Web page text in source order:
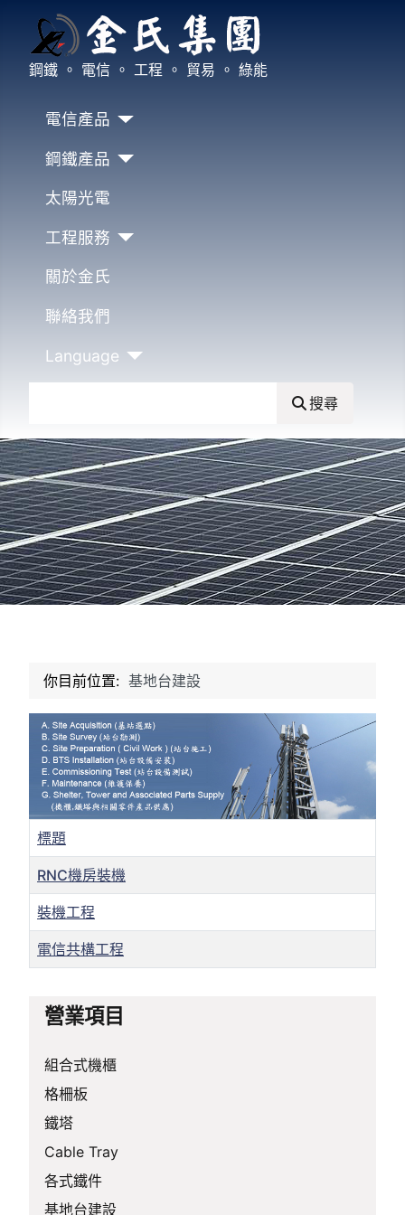
鋼鐵 。 電信 。 工程 。 貿易 。 綠能
電信產品
鋼鐵產品
太陽光電
工程服務
關於金氏
聯絡我們
Language
搜尋
你目前位置: 基地台建設
標題
RNC機房裝機
裝機工程
電信共構工程
營業項目
組合式機櫃
格柵板
鐵塔
Cable Tray
各式鐵件
基地台建設